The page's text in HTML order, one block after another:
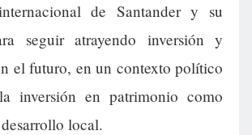
de Santander y su
seguir atrayendo inversión y
el futuro, en un contexto político
inversión en patrimonio como
local.